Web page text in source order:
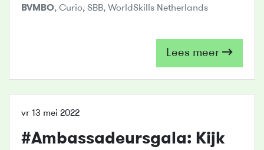
BVMBO, Curio, SBB, WorldSkills Netherlands
Lees meer
vr 13 mei 2022
#Ambassadeursgala: Kijk